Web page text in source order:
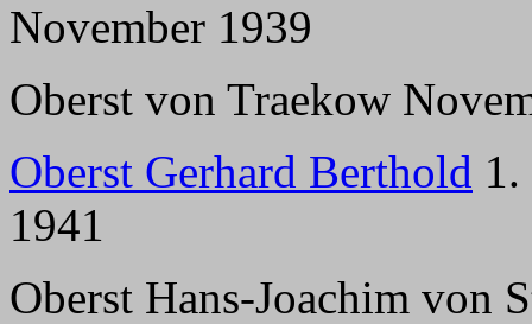
November 1939
Oberst von Traekow
Oberst Gerhard Berthold
1941
Oberst Hans-Joachim von